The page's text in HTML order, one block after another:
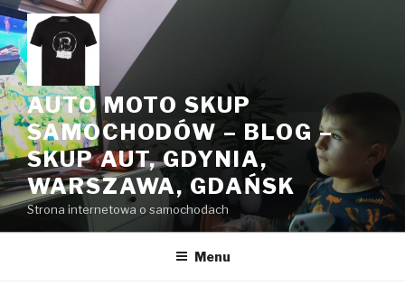
Przeskocz
do
treści
AUTO MOTO SKUP
SAMOCHODÓW – BLOG –
SKUP AUT, GDYNIA,
WARSZAWA, GDAŃSK
Strona internetowa o samochodach
Menu